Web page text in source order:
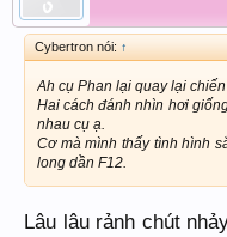
Cybertron nói: ↑
Ah cụ Phan lại quay lại
Hai cách đánh nhìn hơi
nhau cụ ạ.
Cơ mà mình thấy tình hình
long dần F12.
Lâu lâu rảnh chút